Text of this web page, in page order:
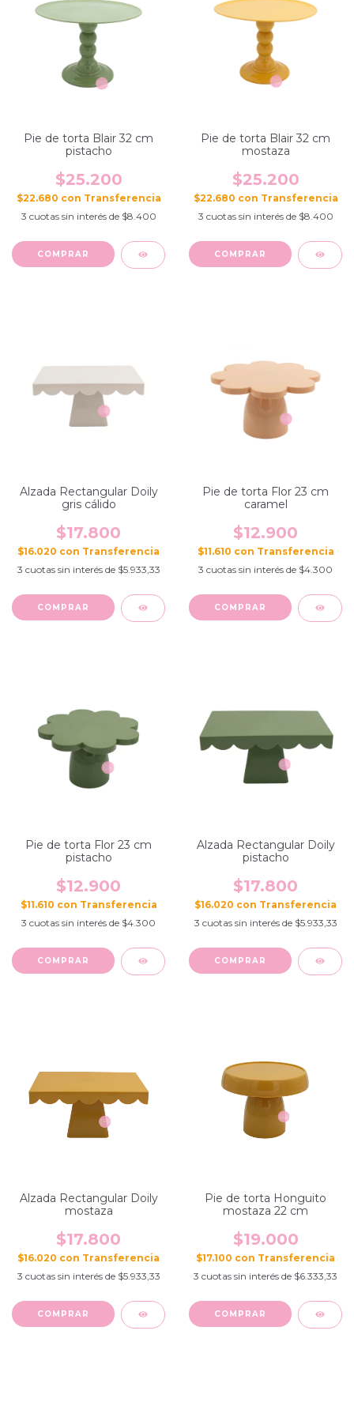
Pie de torta Blair 32 cm
pistacho
$25.200
$22.680 con
3 cuotas sin interés de $8.400
Pie de torta Blair 32 cm
mostaza
$25.200
$22.680 con
3 cuotas sin interés de $8.400
Alzada Rectangular Doily
gris cálido
$17.800
$16.020 con
3 cuotas sin interés de $5.933,33
Pie de torta Flor 23 cm
caramel
$12.900
$11.610 con
3 cuotas sin interés de $4.300
Pie de torta Flor 23 cm
pistacho
$12.900
$11.610 con
3 cuotas sin interés de $4.300
Alzada Rectangular Doily
pistacho
$17.800
$16.020 con
3 cuotas sin interés de $5.933,33
Alzada Rectangular Doily
mostaza
$17.800
$16.020 con
3 cuotas sin interés de $5.933,33
Pie de torta Honguito
mostaza 22 cm
$19.000
$17.100 con
3 cuotas sin interés de $6.333,33